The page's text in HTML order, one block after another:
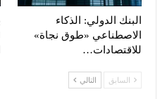
البنك الدولي: الذكاء
الاصطناعي «طوق نجاة»
للاقتصادات…
السابق التالي